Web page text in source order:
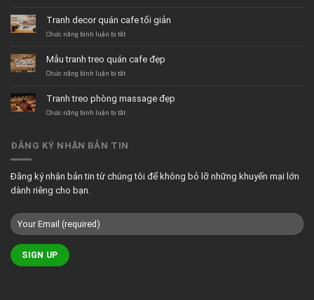
tường
quán
hiện
đại
Tranh decor quán cafe tối giản
Chức năng bình luận bị tắtở
quán
cafe
Mẫu tranh treo quán cafe đẹp
Chức năng bình luận bị tắtở
treo
quán
Tranh treo phòng massage đẹp
Chức năng bình luận bị tắtở
phòng
ĐĂNG KÝ NHẬN BẢN TIN
Đăng ký nhận bản tin từ chúng tôi để không bỏ lỡ những khuyến mại lớn
dành riêng cho bạn.